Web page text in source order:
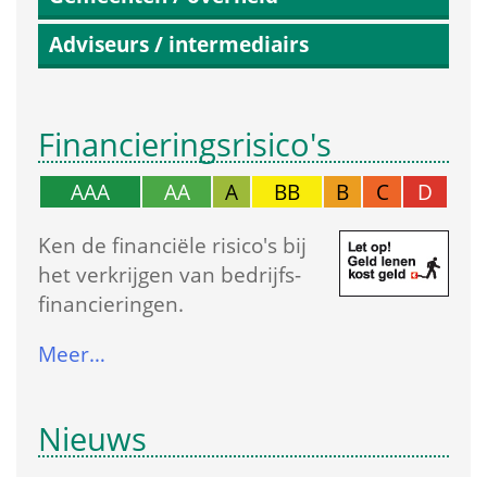
Adviseurs / intermediairs
Financierings­risico's
AAA AA A BB B C
D
Ken de financiële risico's bij
het verkrijgen van bedrijfs­
financieringen.
Meer…
Nieuws